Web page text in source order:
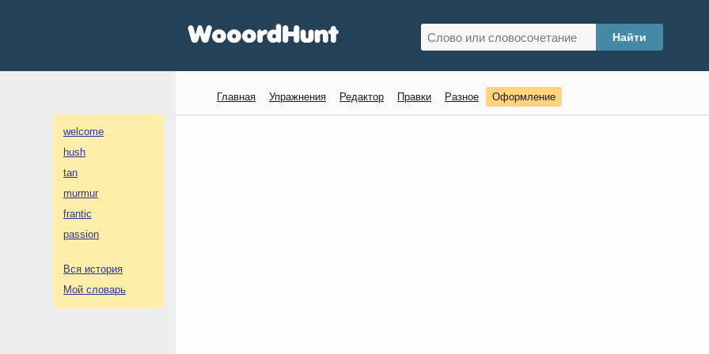
welcome
hush
tan
murmur
frantic
passion
Вся история
Мой словарь
Главная Упражнения Редактор Правки Разное Оформление